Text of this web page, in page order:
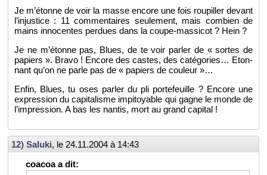
Je m’étonne de voir la masse en­core une fois rou­piller de­vant
l’in­jus­tice : 11 com­men­taires seule­ment, mais com­bien de
mains in­no­centes per­dues dans la coupe-mas­si­cot ? Hein ?
Je ne m’étonne pas, Blues, de te voir par­ler de « sortes de
pa­piers ». Bravo ! En­core des castes, des ca­té­go­ries… Eton­
nant qu’on ne parle pas de « pa­piers de cou­leur »…
Enfin, Blues, tu oses par­ler du pli por­te­feuille ? En­core une
ex­pres­sion du ca­pi­ta­lisme im­pi­toyable qui gagne le monde de
l’im­pres­sion. A bas les nan­tis, mort au grand ca­pi­tal !
12) Sa­luki, le 24.11.2004 à 14:43